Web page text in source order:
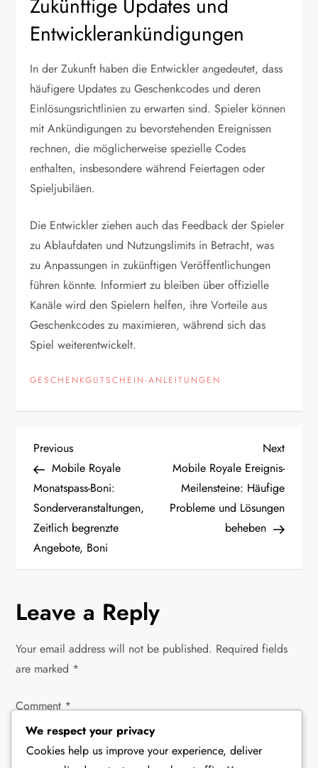
Zukünftige Updates und
Entwicklerankündigungen
In der Zukunft haben die Entwickler angedeutet, dass
häufigere Updates zu Geschenkcodes und deren
Einlösungsrichtlinien zu erwarten sind. Spieler können
mit Ankündigungen zu bevorstehenden Ereignissen
rechnen, die möglicherweise spezielle Codes
enthalten, insbesondere während Feiertagen oder
Spieljubiläen.
Die Entwickler ziehen auch das Feedback der Spieler
zu Ablaufdaten und Nutzungslimits in Betracht, was
zu Anpassungen in zukünftigen Veröffentlichungen
führen könnte. Informiert zu bleiben über offizielle
Kanäle wird den Spielern helfen, ihre Vorteile aus
Geschenkcodes zu maximieren, während sich das
Spiel weiterentwickelt.
GESCHENKGUTSCHEIN-ANLEITUNGEN
P
o
s
t
a
v
g
a
Previous
Post
Previous
Mobile Royale
Monatspass-Boni:
Sonderveranstaltungen,
Zeitlich begrenzte
Angebote, Boni
Next
Post
Next
Mobile Royale Ereignis-
Meilensteine: Häufige
Probleme und Lösungen
beheben
Leave a Reply
Your email address will not be published. Required fields
are marked *
Comment*
We respect your privacy
Cookies help us improve your experience, deliver